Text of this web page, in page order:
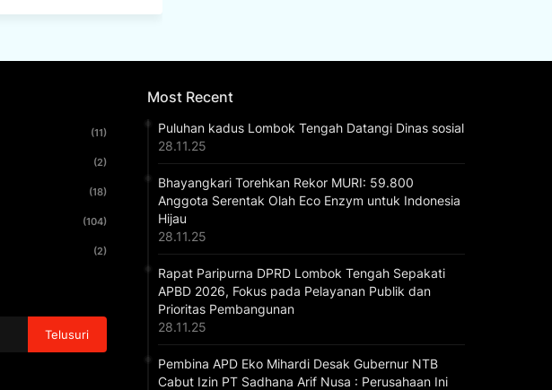
(11)
(2)
(18)
(104)
(2)
Most Recent
Puluhan kadus Lombok Tengah Datangi Dinas sosial
28.11.25
Bhayangkari Torehkan Rekor MURI: 59.800
Anggota Serentak Olah Eco Enzym untuk Indonesia
Hijau
28.11.25
Rapat Paripurna DPRD Lombok Tengah Sepakati
APBD 2026, Fokus pada Pelayanan Publik dan
Prioritas Pembangunan
28.11.25
Pembina APD Eko Mihardi Desak Gubernur NTB
Cabut Izin PT Sadhana Arif Nusa : Perusahaan Ini